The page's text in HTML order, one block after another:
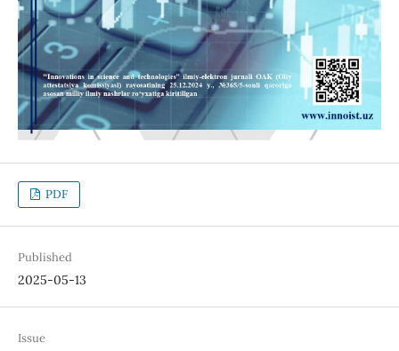
PDF
Published
2025-05-13
Issue